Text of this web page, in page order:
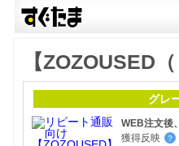
【ZOZOUSED
グレ
WEB注文後
獲得反映
？